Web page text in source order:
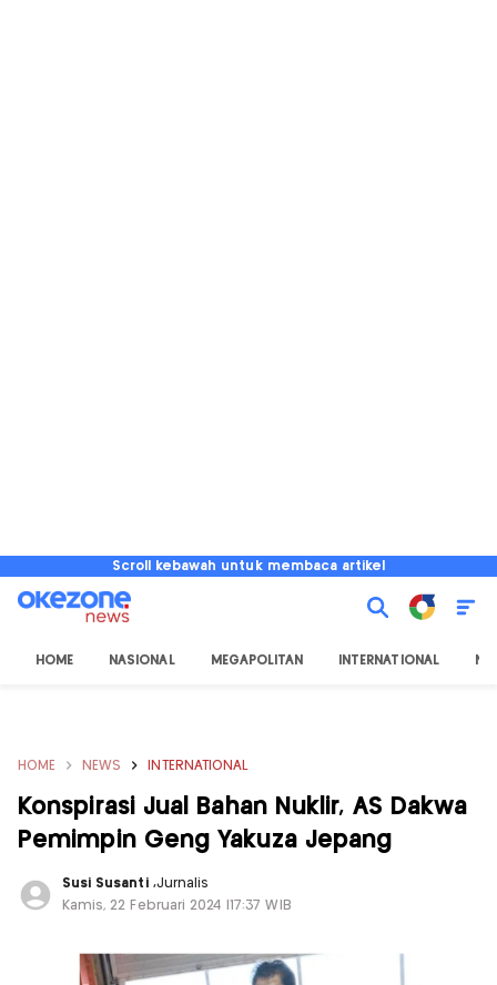
Scroll kebawah untuk membaca artikel
HOME NASIONAL MEGAPOLITAN INTERNATIONAL
HOME NEWS INTERNATIONAL
Konspirasi Jual Bahan Nuklir, AS Dakwa
Pemimpin Geng Yakuza Jepang
Susi Susanti ,Jurnalis
Kamis, 22 Februari 2024 |17:37 WIB